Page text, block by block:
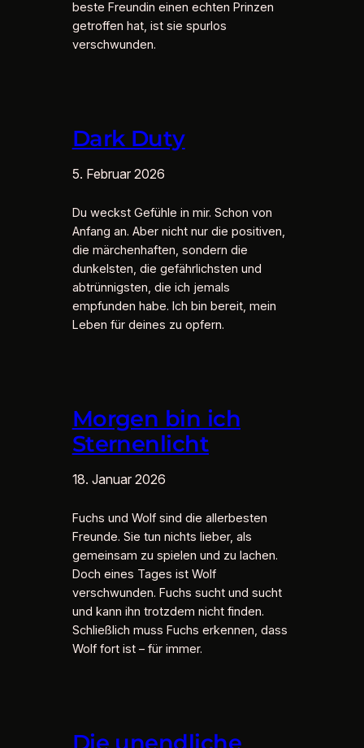
beste Freundin einen echten Prinzen
getroffen hat, ist sie spurlos
verschwunden.
Dark Duty
5. Februar 2026
Du weckst Gefühle in mir. Schon von
Anfang an. Aber nicht nur die positiven,
die märchenhaften, sondern die
dunkelsten, die gefährlichsten und
abtrünnigsten, die ich jemals
empfunden habe. Ich bin bereit, mein
Leben für deines zu opfern.
Morgen bin ich
Sternenlicht
18. Januar 2026
Fuchs und Wolf sind die allerbesten
Freunde. Sie tun nichts lieber, als
gemeinsam zu spielen und zu lachen.
Doch eines Tages ist Wolf
verschwunden. Fuchs sucht und sucht
und kann ihn trotzdem nicht finden.
Schließlich muss Fuchs erkennen, dass
Wolf fort ist – für immer.